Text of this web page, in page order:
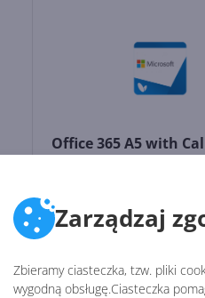
Zarządzaj
Zbieramy ciasteczka, tzw. pliki
wygodną obsługę.Ciasteczka
Office 365 A5 with